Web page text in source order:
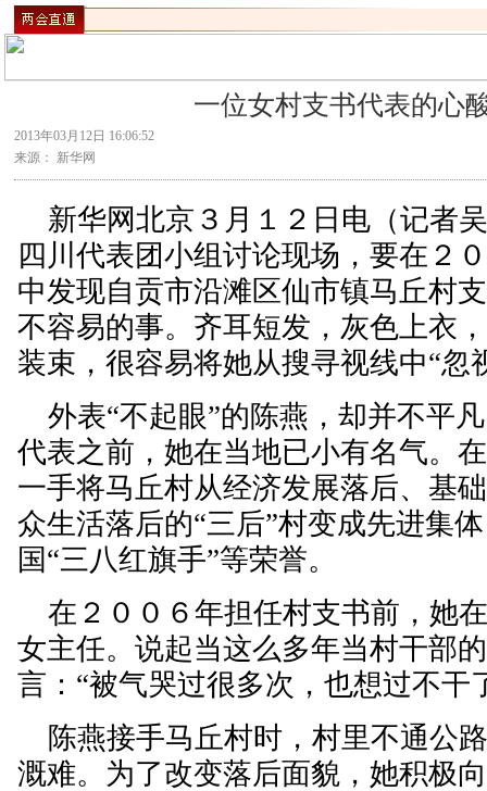
一位女村支书代表的心
2013年03月12日 16:06:52
来源： 新华网
新华网北京３月１２日电（记者
四川代表团小组讨论现场，要在２
中发现自贡市沿滩区仙市镇马丘村
不容易的事。齐耳短发，灰色上衣
装束，很容易将她从搜寻视线中“忽
外表“不起眼”的陈燕，却并不平
代表之前，她在当地已小有名气。
一手将马丘村从经济发展落后、基
众生活落后的“三后”村变成先进集
国“三八红旗手”等荣誉。
在２００６年担任村支书前，她
女主任。说起当这么多年当村干部
言：“被气哭过很多次，也想过不干
陈燕接手马丘村时，村里不通公
溉难。为了改变落后面貌，她积极